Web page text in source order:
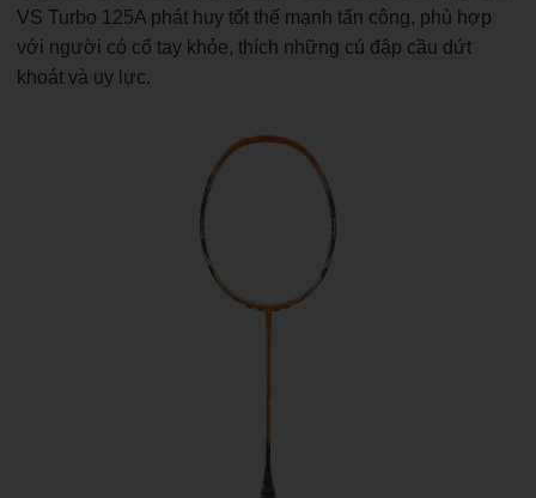
VS Turbo 125A phát huy tốt thế mạnh tấn công, phù hợp
với người có cổ tay khỏe, thích những cú đập cầu dứt
khoát và uy lực.